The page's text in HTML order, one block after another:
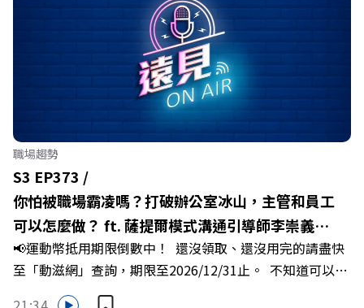
河、紙風車劇團創辦人李永豐、以及嘉義縣人力發展所所長
許喻理。帶你深入剖析《嘉義被看見了》書中收錄的八年轉
型故事，讀懂這段洗天換地的歷程，並共同看見下一個黃金
十年的發展藍圖！ 🔺翁章梁縣長如何攜手團隊，在大牌林
立的科技版圖中搶先卡位亞創中心？🔺品牌如何雙重升級，
化傳統作物為高價值的精品品牌？🔺如何將自身的失敗學，
轉化為凝聚團隊與縣民認同感的力量？🔺在迎向黃金十年的
新局下，嘉義如何打造子弟能安心安居的未來？ 主持人／
遠見雜誌副社長兼遠見智庫總編輯 李建興 與談人／嘉義縣
縣長 翁章梁、立法委員 蔡易餘、財信傳媒集團董事長 謝金
河、紙風車劇團創辦人 李永豐、嘉義縣人力發展所所長 許
喻理+++++🎂歡慶遠見40歲生日！手速搶下破天荒的獨家
優惠>>>https://gvmkt.pse.is/9e5pbz✨關注《遠見》更多
的社群：LINE：https://reurl.cc/A4ELQpIG：
職場趨勢
S3 EP373 /
你怕被職場霸凌嗎？打破辦公室冰山，主管和員工
可以怎麼做？ ft. 薩提爾模式溝通引導師李崇義、
謝佳芸
📢運動幣抵用期限倒數中！ 還沒領取、還沒用完的請盡快
至「動滋網」查詢，期限至2026/12/31止。 不知道可以在
哪裡使用嗎？ 上「動滋網」【合作店家】專區，全台五千